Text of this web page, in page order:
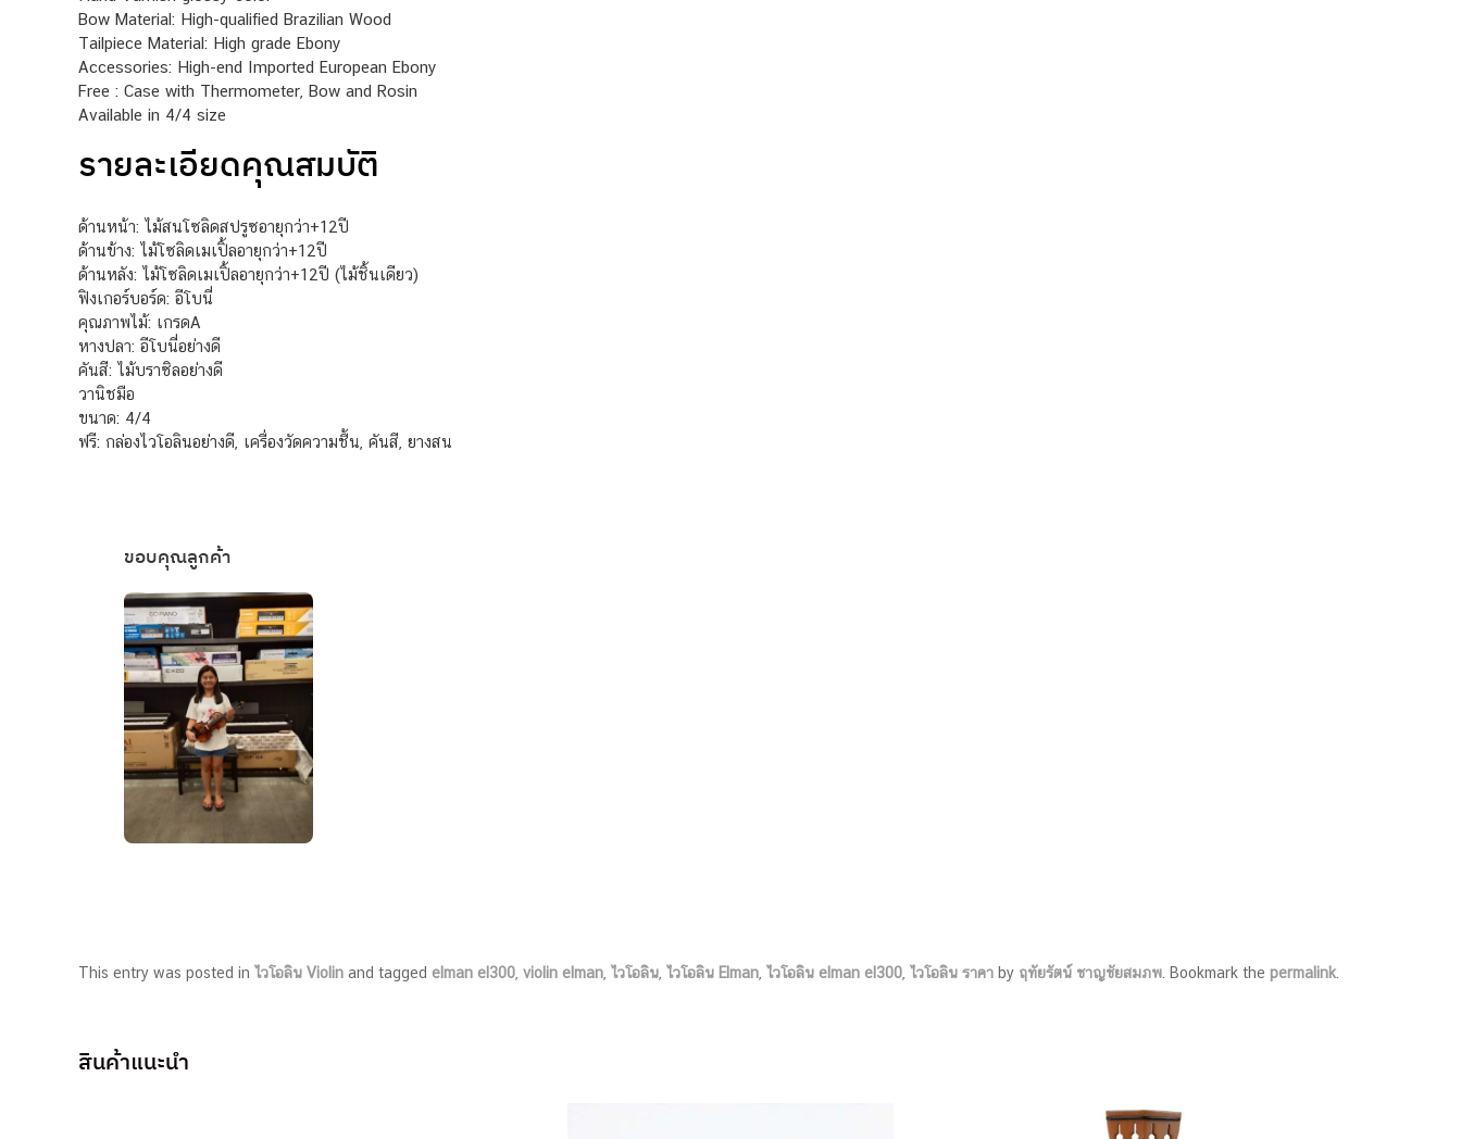
Bow Material: High-qualified Brazilian Wood
Tailpiece Material: High grade Ebony
Accessories: High-end Imported European Ebony
Free : Case with Thermometer, Bow and Rosin
Available in 4/4 size
รายละเอียดคุณสมบัติ
ด้านหน้า: ไม้สนโซลิดสปรูซอายุกว่า+12ปี
ด้านข้าง: ไม้โซลิดเมเปิ้ลอายุกว่า+12ปี
ด้านหลัง: ไม้โซลิดเมเปิ้ลอายุกว่า+12ปี (ไม้ชิ้นเดียว)
ฟิงเกอร์บอร์ด: อีโบนี่
คุณภาพไม้: เกรดA
หางปลา: อีโบนี่อย่างดี
คันสี: ไม้บราซิลอย่างดี
วานิชมือ
ขนาด: 4/4
ฟรี: กล่องไวโอลินอย่างดี, เครื่องวัดความชื้น, คันสี, ยางสน
ขอบคุณลูกค้า
This entry was posted in ไวโอลิน Violin and tagged elman el300, violin elman, ไวโอลิน, ไวโอลิน Elman, ไวโอลิน elman el300, ไวโอลิน ราคา by ฤทัยรัตน์ ชาญชัยสมภพ. Bookmark the permalink.
สินค้าแนะนำ